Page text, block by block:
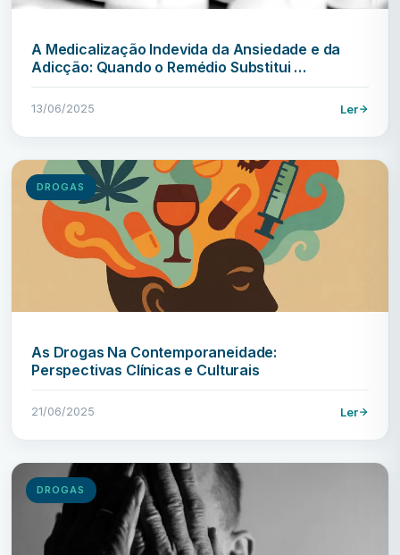
A Medicalização Indevida da Ansiedade e da
Adicção: Quando o Remédio Substitui …
13/06/2025 Ler
DROGAS
As Drogas Na Contemporaneidade:
Perspectivas Clínicas e Culturais
21/06/2025 Ler
DROGAS